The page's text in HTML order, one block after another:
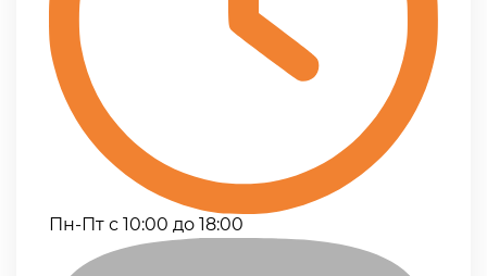
Пн-Пт с 10:00 до 18:00